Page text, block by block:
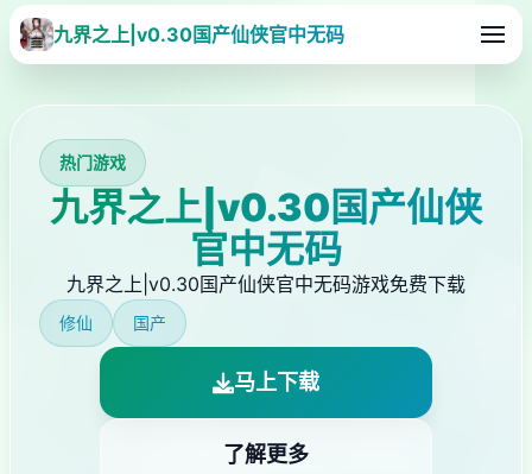
九界之上|v0.30国产仙侠官中无码
热门游戏
九界之上|v0.30国产仙侠
官中无码
九界之上|v0.30国产仙侠官中无码游戏免费下载
修仙 国产
马上下载
了解更多